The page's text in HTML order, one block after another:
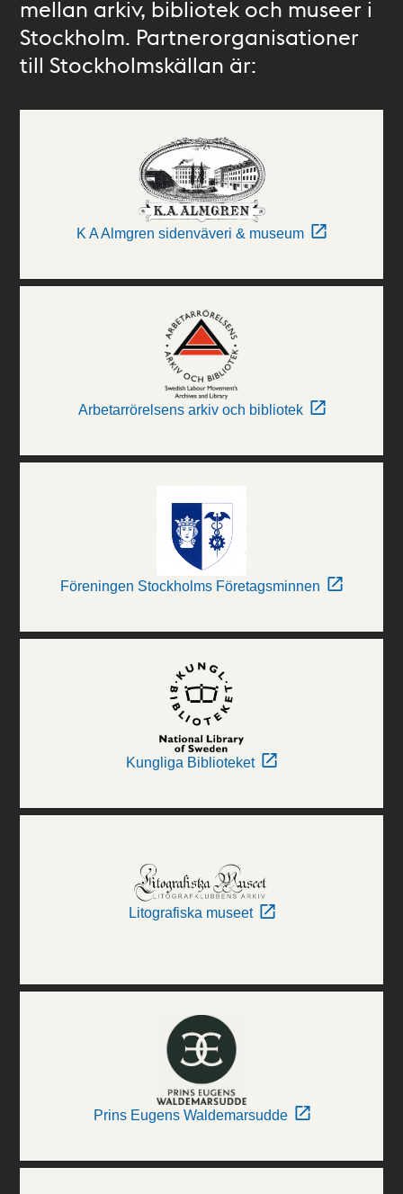
mellan arkiv, bibliotek och museer i
Stockholm. Partnerorganisationer
till Stockholmskällan är:
K A Almgren sidenväveri & museum
Arbetarrörelsens arkiv och bibliotek
Föreningen Stockholms Företagsminnen
Kungliga Biblioteket
Litografiska museet
Prins Eugens Waldemarsudde